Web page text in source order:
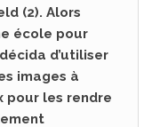
(2). Alors
école pour
d’utiliser
images à
pour les rendre